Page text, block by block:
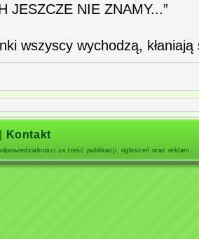
JESZCZE NIE ZNAMY...”
wszyscy wychodzą, kłaniają
Kontakt
za treść publikacji, ogłoszeń oraz reklam.